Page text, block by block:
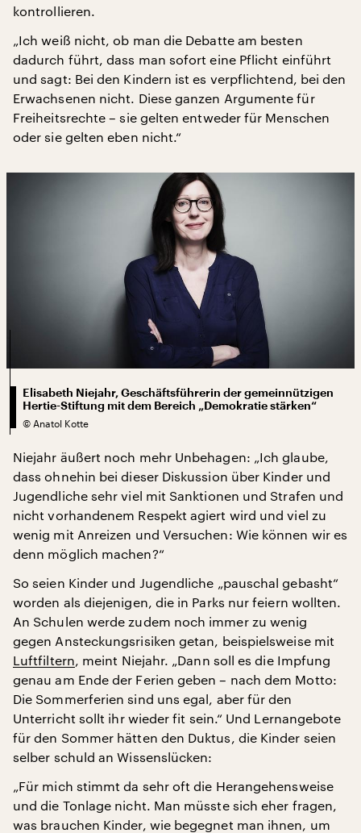
kontrollieren.
„Ich weiß nicht, ob man die Debatte am besten
dadurch führt, dass man sofort eine Pflicht einführt
und sagt: Bei den Kindern ist es verpflichtend, bei den
Erwachsenen nicht. Diese ganzen Argumente für
Freiheitsrechte – sie gelten entweder für Menschen
oder sie gelten eben nicht.“
Elisabeth Niejahr, Geschäftsführerin der gemeinnützigen
Hertie-Stiftung mit dem Bereich „Demokratie stärken“
© Anatol Kotte
Niejahr äußert noch mehr Unbehagen: „Ich glaube,
dass ohnehin bei dieser Diskussion über Kinder und
Jugendliche sehr viel mit Sanktionen und Strafen und
nicht vorhandenem Respekt agiert wird und viel zu
wenig mit Anreizen und Versuchen: Wie können wir es
denn möglich machen?“
So seien Kinder und Jugendliche „pauschal gebasht“
worden als diejenigen, die in Parks nur feiern wollten.
An Schulen werde zudem noch immer zu wenig
gegen Ansteckungsrisiken getan, beispielsweise mit
Luftfiltern, meint Niejahr. „Dann soll es die Impfung
genau am Ende der Ferien geben – nach dem Motto:
Die Sommerferien sind uns egal, aber für den
Unterricht sollt ihr wieder fit sein.“ Und Lernangebote
für den Sommer hätten den Duktus, die Kinder seien
selber schuld an Wissenslücken:
„Für mich stimmt da sehr oft die Herangehensweise
und die Tonlage nicht. Man müsste sich eher fragen,
was brauchen Kinder, wie begegnet man ihnen, um